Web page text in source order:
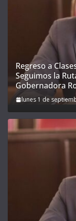
Regreso a
Seguimos la
Gobernadora
lunes 1 de